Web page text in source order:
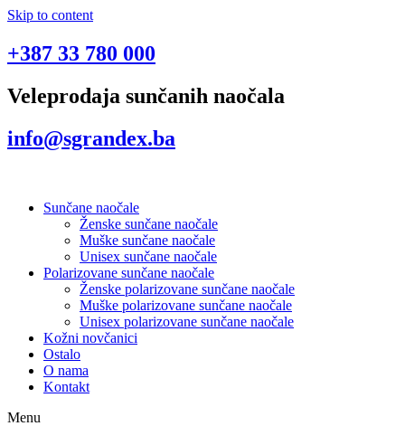
Skip to content
+387 33 780 000
Veleprodaja sunčanih naočala
info@sgrandex.ba
Sunčane naočale
Ženske sunčane naočale
Muške sunčane naočale
Unisex sunčane naočale
Polarizovane sunčane naočale
Ženske polarizovane sunčane naočale
Muške polarizovane sunčane naočale
Unisex polarizovane sunčane naočale
Kožni novčanici
Ostalo
O nama
Kontakt
Menu